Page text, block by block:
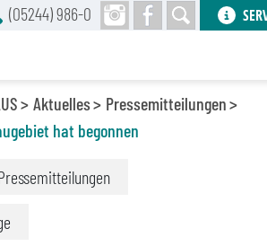
Aktuelles
Pressemitteilungen
hat begonnen
(05244) 986-0